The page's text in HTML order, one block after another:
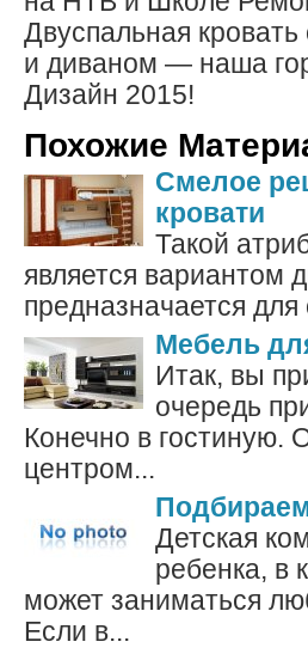
Двуспальная
и диваном — наша
Дизайн 2015!
Похожие
Смелое
кровати
Такой
является вариантом
предназначается
Мебель
Итак, вы
очередь
Конечно в гостиную.
центром...
Детская
ребенка, в
может заниматься
Если в...